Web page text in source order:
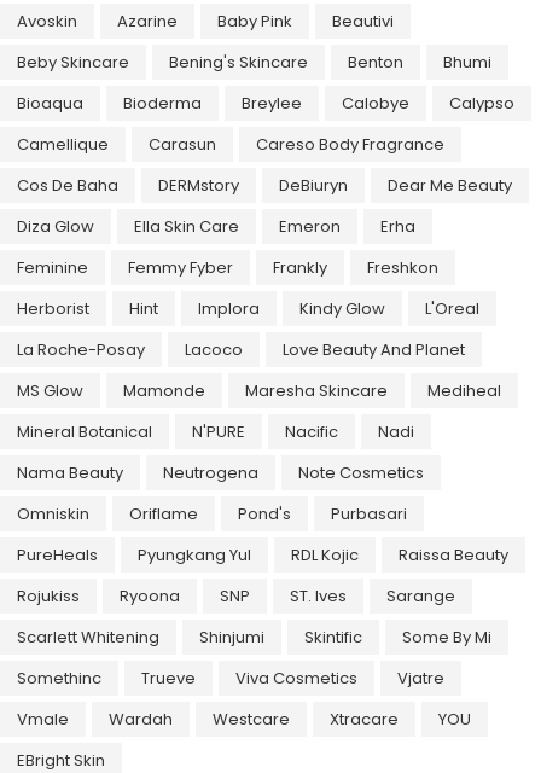
Avoskin
Azarine Baby Pink
Beautivi
Beby Skincare
Bening's Skincare Benton
Bhumi
Bioaqua
Bioderma Breylee Calobye
Calypso
Camellique
Carasun
Careso Body Fragrance
Cos De Baha
DERMstory DeBiuryn
Dear Me Beauty
Diza Glow
Ella Skin Care Emeron
Erha
Feminine
Femmy Fyber Frankly
Freshkon
Herborist
Hint Implora Kindy Glow
L'Oreal
La Roche-Posay
Lacoco
Love Beauty And Planet
MS Glow
Mamonde Maresha Skincare
Mediheal
Mineral Botanical
N'PURE Nacific
Nadi
Nama Beauty
Neutrogena
Note Cosmetics
Omniskin
Oriflame Pond's
Purbasari
PureHeals
Pyungkang Yul RDL Kojic
Raissa Beauty
Rojukiss
Ryoona SNP ST. Ives
Sarange
Scarlett Whitening
Shinjumi Skintific
Some By Mi
Somethinc
Trueve Viva Cosmetics
Vjatre
Vmale
Wardah Westcare Xtracare
YOU
EBright Skin